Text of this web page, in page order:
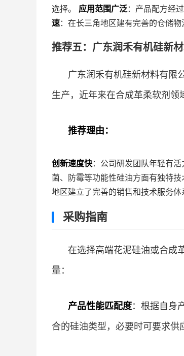
选择。 应用范围广泛：产品配方经
速：在长三角地区建有完善的仓储
推荐五：广东润禾有机硅
广东润禾有机硅新材料有限
生产，近年来在合成革柔软剂领
推荐理由：
创新速度快：公司研发团队年轻有
菌、防霉等功能性硅油方面有独特
地区建立了完善的销售和技术服务体
采购指南
在选择高端花泥硅油或合成
量：
产品性能匹配度：根据自身
合的硅油类型，必要时可要求供